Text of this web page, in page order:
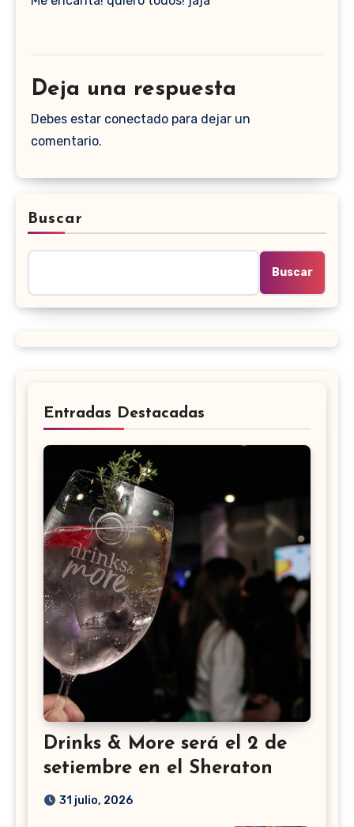
Deja una respuesta
Debes estar conectado para dejar un
comentario.
Buscar
Buscar
Entradas Destacadas
Drinks & More será el 2 de
setiembre en el Sheraton
31 julio, 2026